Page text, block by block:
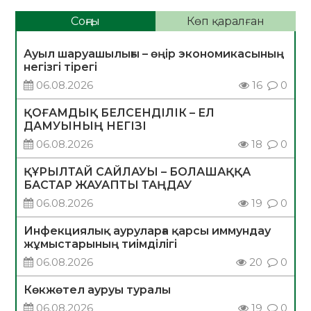
Соңғы Көп қаралған
Ауыл шаруашылығы – өңір экономикасының
негізгі тірегі
06.08.2026
16 0
ҚОҒАМДЫҚ БЕЛСЕНДІЛІК – ЕЛ
ДАМУЫНЫҢ НЕГІЗІ
06.08.2026
18 0
ҚҰРЫЛТАЙ САЙЛАУЫ – БОЛАШАҚҚА
БАСТАР ЖАУАПТЫ ТАҢДАУ
06.08.2026
19 0
Инфекциялық ауруларға қарсы иммундау
жұмыстарының тиімділігі
06.08.2026
20 0
Көкжөтел ауруы туралы
06.08.2026
19 0